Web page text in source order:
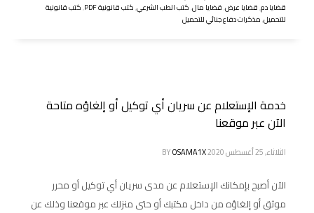
قضايا دم,قضايا عرض,قضايا مال,كتب الطب الشرعي,كتب قانونية PDF ,كتب قانونية
للتحميل,مذكرات دفاع جنائي للتحميل
خدمة الإستعلام عن سريان أي توكيل أو إلغاؤه متاحة
الآن عبر موقعنا
الثلاثاء, 25 أغسطس 2020 BYOSAMA1X
الآن أصبح بإمكانك الإستعلام عن مدى سريان أي توكيل أو محرر
موثق أو إلغاؤه من داخل مكتبك أو حتى منزلك عبر موقعنا وذلك عن